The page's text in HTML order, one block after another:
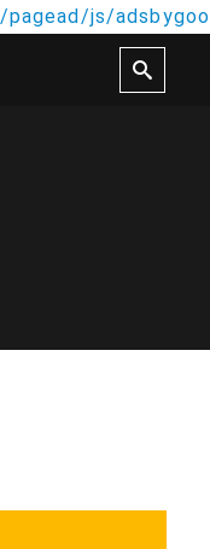
js/